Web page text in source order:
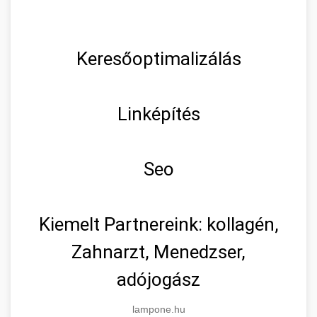
Keresőoptimalizálás
Linképítés
Seo
Kiemelt Partnereink: kollagén,
Zahnarzt, Menedzser,
adójogász
lampone.hu